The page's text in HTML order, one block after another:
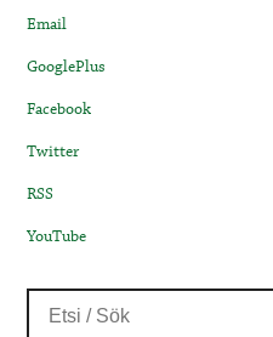
Email
GooglePlus
Facebook
Twitter
RSS
YouTube